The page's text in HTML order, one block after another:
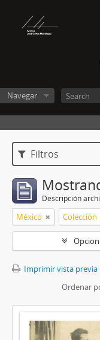
Navegar
Filtros
Descripción
México Colección
Imprimir vista previa
Ordenar